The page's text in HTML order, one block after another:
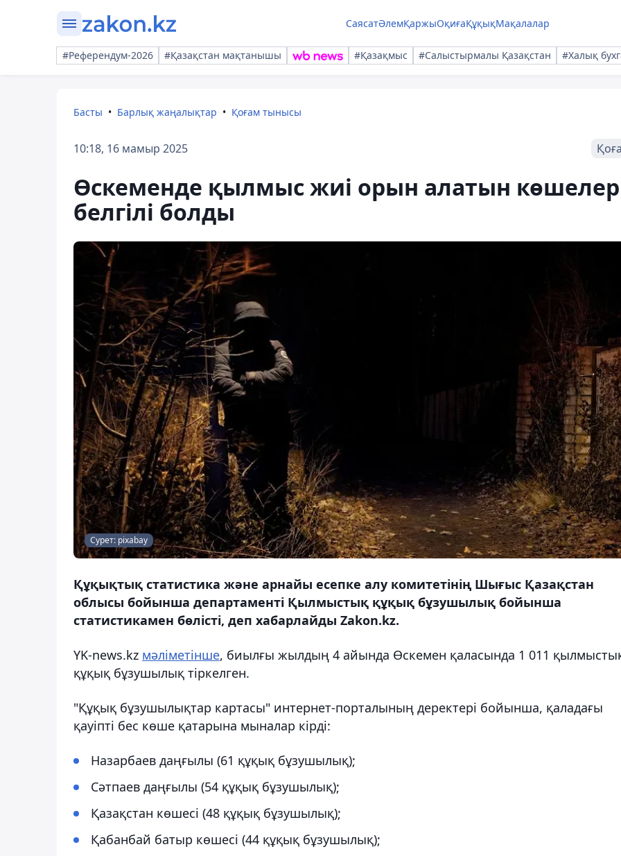
СаясатӘлемҚаржыОқиғаҚұқықМақалалар
#Референдум-2026 #Қазақстан мақтанышы #Қазақмыс #Салыстырмалы Қазақстан #Халық
Басты Барлық жаңалықтар Қоғам тынысы
10:18, 16 мамыр 2025
Өскеменде қылмыс жиі орын алатын көшелер
белгілі болды
Сурет: pixabay
Құқықтық статистика және арнайы есепке алу комитетінің Шығыс Қазақстан
облысы бойынша департаменті Қылмыстық құқық бұзушылық бойынша
статистикамен бөлісті, деп хабарлайды Zakon.kz.
YK-news.kz мәліметінше, биылғы жылдың 4 айында Өскемен қаласында 1 011
құқық бұзушылық тіркелген.
"Құқық бұзушылықтар картасы" интернет-порталының деректері бойынша, қаладағы
қауіпті бес көше қатарына мыналар кірді:
Назарбаев даңғылы (61 құқық бұзушылық);
Сәтпаев даңғылы (54 құқық бұзушылық);
Қазақстан көшесі (48 құқық бұзушылық);
Қабанбай батыр көшесі (44 құқық бұзушылық);